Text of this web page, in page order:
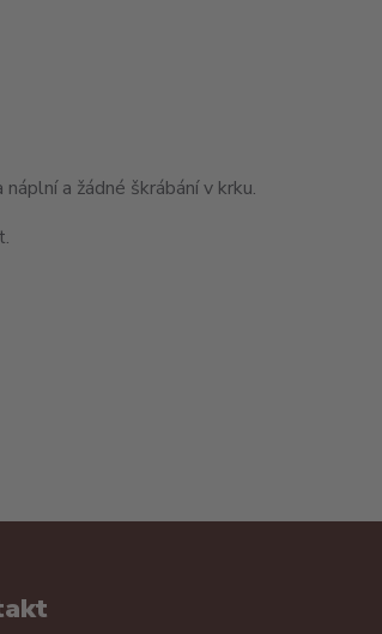
a žádné škrábání v krku.